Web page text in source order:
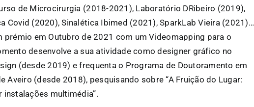
de Microcirurgia (2018-2021), Laboratório DRibeiro (2019),
Covid (2020), Sinalética Ibimed (2021), SparkLab Vieira (2021)…
prémio em Outubro de 2021 com um Videomapping para o
desenvolve a sua atividade como designer gráfico no
(desde 2019) e frequenta o Programa de Doutoramento em
Aveiro (desde 2018), pesquisando sobre “A Fruição do Lugar:
instalações multimédia”.